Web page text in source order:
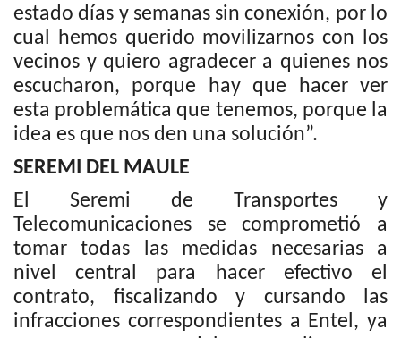
estado días y semanas sin conexión, por lo
cual hemos querido movilizarnos con los
vecinos y quiero agradecer a quienes nos
escucharon, porque hay que hacer ver
esta problemática que tenemos, porque la
idea es que nos den una solución”.
SEREMI DEL MAULE
El Seremi de Transportes y
Telecomunicaciones se comprometió a
tomar todas las medidas necesarias a
nivel central para hacer efectivo el
contrato, fiscalizando y cursando las
infracciones correspondientes a Entel, ya